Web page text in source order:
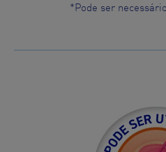
*Pode ser